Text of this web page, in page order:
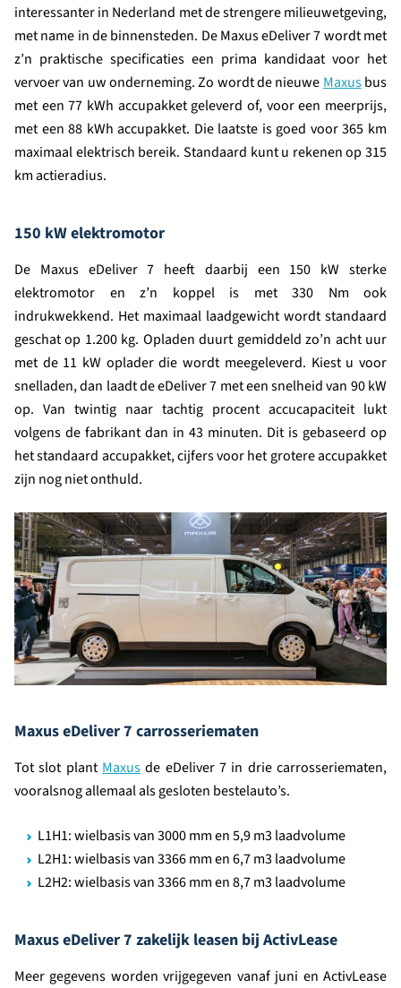
interessanter in Nederland met de strengere milieuwetgeving,
met name in de binnensteden. De Maxus eDeliver 7 wordt met
z’n praktische specificaties een prima kandidaat voor het
vervoer van uw onderneming. Zo wordt de nieuwe Maxusbus
met een 77 kWh accupakket geleverd of, voor een meerprijs,
met een 88 kWh accupakket. Die laatste is goed voor 365 km
maximaal elektrisch bereik. Standaard kunt u rekenen op 315
km actieradius.
150 kW elektromotor
De Maxus eDeliver 7 heeft daarbij een 150 kW sterke
elektromotor en z’n koppel is met 330 Nm ook
indrukwekkend. Het maximaal laadgewicht wordt standaard
geschat op 1.200 kg. Opladen duurt gemiddeld zo’n acht uur
met de 11 kW oplader die wordt meegeleverd. Kiest u voor
snelladen, dan laadt de eDeliver 7 met een snelheid van 90 kW
op. Van twintig naar tachtig procent accucapaciteit lukt
volgens de fabrikant dan in 43 minuten. Dit is gebaseerd op
het standaard accupakket, cijfers voor het grotere accupakket
zijn nog niet onthuld.
Maxus eDeliver 7 carrosseriematen
Tot slot plant Maxus de eDeliver 7 in drie carrosseriematen,
vooralsnog allemaal als gesloten bestelauto’s.
L1H1: wielbasis van 3000 mm en 5,9 m3 laadvolume
L2H1: wielbasis van 3366 mm en 6,7 m3 laadvolume
L2H2: wielbasis van 3366 mm en 8,7 m3 laadvolume
Maxus eDeliver 7 zakelijk leasen bij ActivLease
Meer gegevens worden vrijgegeven vanaf juni en ActivLease